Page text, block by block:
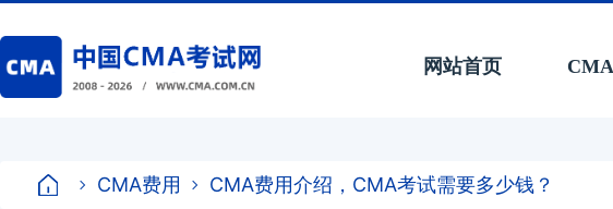
网站首页
CMA费用 CMA费用介绍，CMA考试需要多少钱？